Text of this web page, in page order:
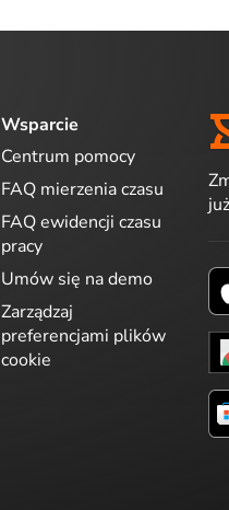
Wsparcie
Centrum pomocy
FAQ mierzenia czasu
FAQ ewidencji czasu
pracy
Umów się na demo
Zarządzaj
preferencjami plików
cookie